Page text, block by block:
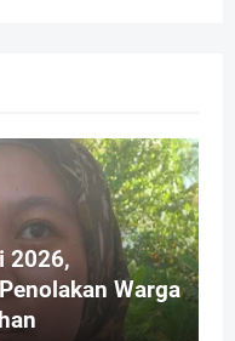
2026,
Warga